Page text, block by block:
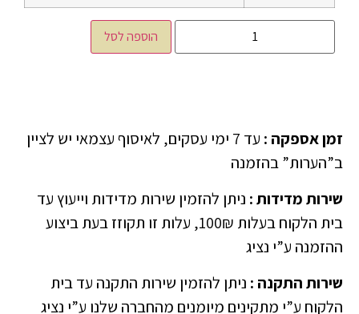
הוספה לסל
זמן אספקה :
עד 7 ימי עסקים, לאיסוף עצמאי יש לציין
ב”הערות” בהזמנה
שירות מדידות: ניתן להזמין שירות מדידות וייעוץ עד
בית הלקוח בעלות 100₪, עלות זו תקוזז בעת ביצוע
ההזמנה ע”י נציג
שירות התקנה : ניתן להזמין שירות התקנה עד בית
הלקוח ע”י מתקינים מיומנים מהחברה שלנו ע”י נציג